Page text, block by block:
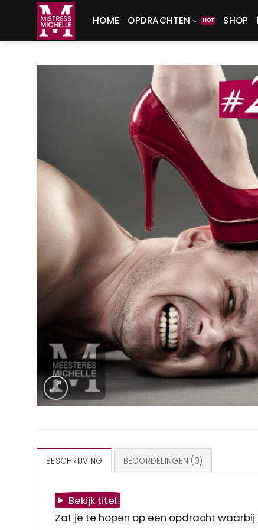
inhoud
HOME OPDRACHTEN SHOP
BESCHRIJVING BEOORDELINGEN (0)
Bekijk titel
Zat je te hopen op een opdracht